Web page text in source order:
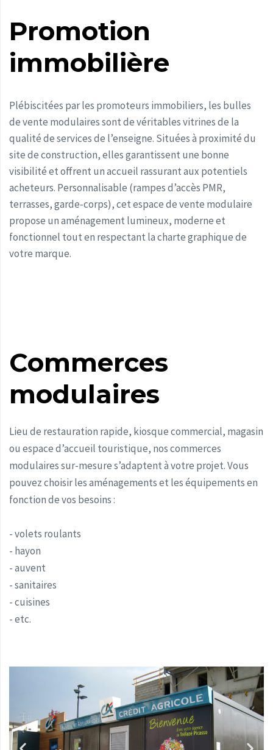
Promotion
immobilière
Plébiscitées par les promoteurs immobiliers, les bulles
de vente modulaires sont de véritables vitrines de la
qualité de services de l’enseigne. Situées à proximité du
site de construction, elles garantissent une bonne
visibilité et offrent un accueil rassurant aux potentiels
acheteurs. Personnalisable (rampes d’accès PMR,
terrasses, garde-corps), cet espace de vente modulaire
propose un aménagement lumineux, moderne et
fonctionnel tout en respectant la charte graphique de
votre marque.
Commerces
modulaires
Lieu de restauration rapide, kiosque commercial, magasin
ou espace d’accueil touristique, nos commerces
modulaires sur-mesure s’adaptent à votre projet. Vous
pouvez choisir les aménagements et les équipements en
fonction de vos besoins :
- volets roulants
- hayon
- auvent
- sanitaires
- cuisines
- etc.